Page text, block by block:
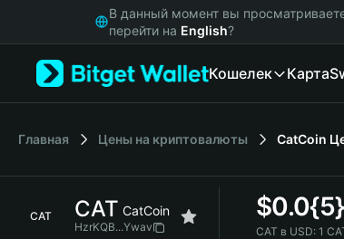
Русский
Italiano
В данный момент вы
перейти на English?
Кошелек Карта
Главная Цены на криптовалюты CatCoin
CAT CAT CatCoin
HzrKQB...Ywav
$
CAT в USD: 1